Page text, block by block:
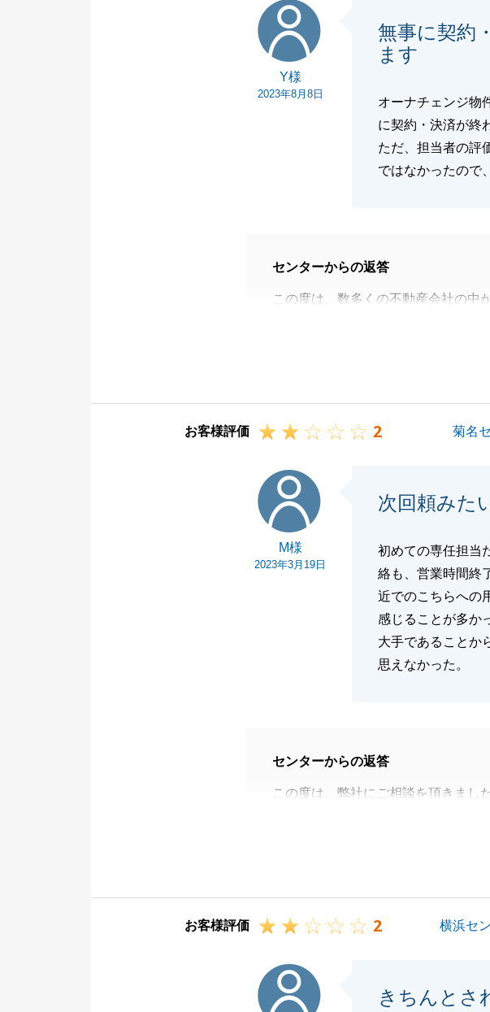
ん、なんでもお気軽にお申しつけく
誠心誠意ご対応させていただきます
します。
閉
Y様
2023年8月8日
無事に契約
ます
オーナチェンジ物
に契約・決済が終
ただ、担当者の評
ではなかったので
センターからの返答
この度は、数多くの不動産会社の中
今回、売買契約成立まで期間を少し
力をいただけたことで無事にお取引
大変申し訳ございません。
い。
引き続きよろしくお願いいたします
お客様評価 2 菊名
M様
2023年3月19日
次回頼みた
初めての専任担当
絡も、営業時間終
近でのこちらへの
感じることが多か
大手であることか
思えなかった。
センターからの返答
この度は、弊社にご相談を頂きまし
ご迷惑をおかけしてしまった点につ
Ｍ様よりご指摘を頂いた点につきま
お気兼ねなくお申し付け頂ければと
お客様評価 2 横浜セ
きちんとさ